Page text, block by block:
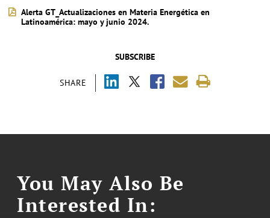
SUBSCRIBE
SHARE
Alerta GT_Actualizaciones en Materia Energética en
Latinoamérica: mayo y junio 2024.
You May Also Be
Interested In: